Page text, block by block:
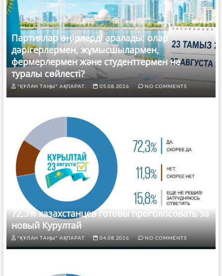
Партиялар өңірлерді аралады: олар
дәрігерлермен, жұмысшылармен,
фермерлермен және студенттермен не
туралы сөйлесті?
"ҚҰЛАН ТАҢЫ" АҚПАРАТ. 05.08.2026 NO COMMENTS
72,3% казахстанцев готовы проголосовать за
новый Курултай
"ҚҰЛАН ТАҢЫ" АҚПАРАТ. 04.08.2026 NO COMMENTS